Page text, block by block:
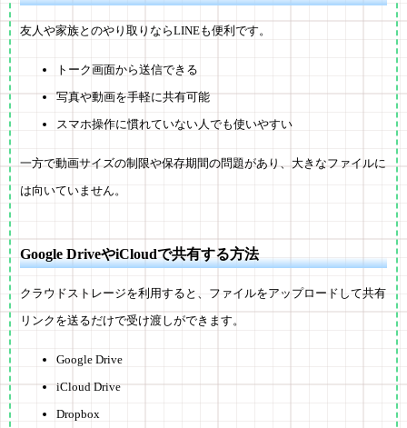
友人や家族とのやり取りならLINEも便利です。
トーク画面から送信できる
写真や動画を手軽に共有可能
スマホ操作に慣れていない人でも使いやすい
一方で動画サイズの制限や保存期間の問題があり、大きなファイルに
は向いていません。
Google DriveやiCloudで共有する方法
クラウドストレージを利用すると、ファイルをアップロードして共有
リンクを送るだけで受け渡しができます。
Google Drive
iCloud Drive
Dropbox